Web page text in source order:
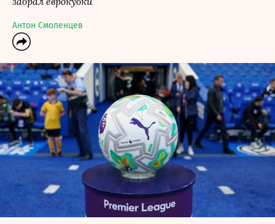
Антон Смоленцев